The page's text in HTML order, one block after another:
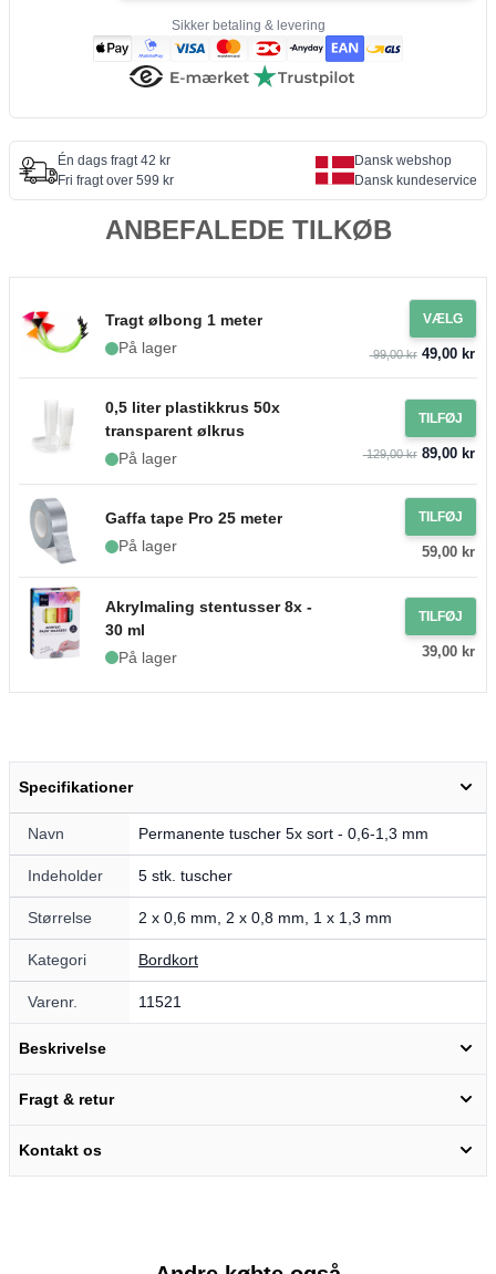
Sikker betaling & levering
Én dags fragt 42 kr
Fri fragt over 599 kr
Dansk webshop
Dansk kundeservice
ANBEFALEDE TILKØB
Tragt ølbong 1 meter
På lager
VÆLG
99,00 kr49,00 kr
0,5 liter plastikkrus 50x
transparent ølkrus
På lager
TILFØJ
129,00 kr89,00 kr
Gaffa tape Pro 25 meter
På lager
TILFØJ
59,00 kr
Akrylmaling stentusser 8x -
30 ml
På lager
TILFØJ
39,00 kr
Specifikationer
Navn Permanente tuscher 5x sort - 0,6-1,3 mm
Indeholder 5 stk. tuscher
Størrelse 2 x 0,6 mm, 2 x 0,8 mm, 1 x 1,3 mm
Kategori Bordkort
Varenr. 11521
Beskrivelse
Fragt & retur
Kontakt os